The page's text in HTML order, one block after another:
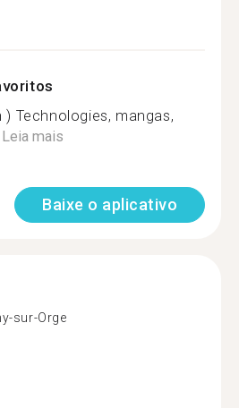
Technologies, mangas,
Leia mais
Baixe o aplicativo
sur-Orge